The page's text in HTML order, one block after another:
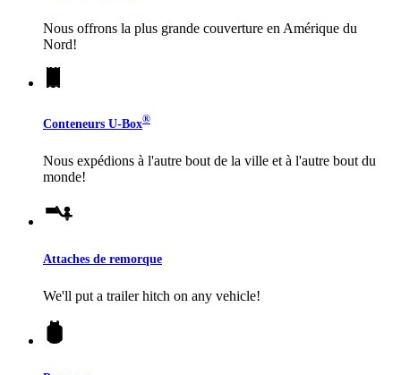
Nous offrons la plus grande couverture en Amérique du
Nord!
Conteneurs U-Box®
Nous expédions à l'autre bout de la ville et à l'autre bout du
monde!
Attaches de remorque
We'll put a trailer hitch on any vehicle!